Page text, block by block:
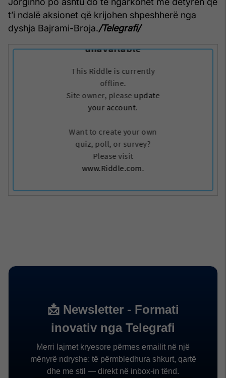
t’i ndalë aksionet që krijohen shpeshherë nga
dyshja Bajrami-Broja./Telegrafi/